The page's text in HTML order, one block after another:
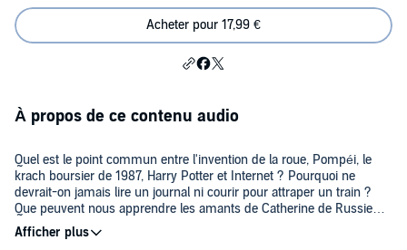
Acheter pour 17,99 €
À propos de ce contenu audio
Quel est le point commun entre l'invention de la roue, Pompéi, le
krach boursier de 1987, Harry Potter et Internet ? Pourquoi ne
devrait-on jamais lire un journal ni courir pour attraper un train ?
Que peuvent nous apprendre les amants de Catherine de Russie
sur les probabilités ? Pourquoi les prévisionnistes sont-ils
pratiquement tous des arnaqueurs ? Ce livre audio révèle tout des